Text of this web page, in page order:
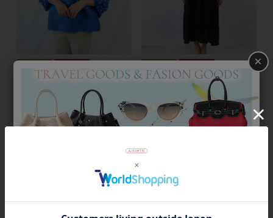
パールデザインプリーツプルオ
ーバー
¥18,700 税込
変形プリーツワンピース
¥ 18,150 税込
×